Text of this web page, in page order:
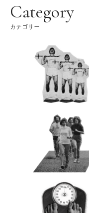
Category
カテゴリー